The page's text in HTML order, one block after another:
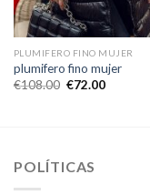
PLUMIFERO FINO MUJER
plumifero fino mujer
€108.00 €72.00
POLÍTICAS